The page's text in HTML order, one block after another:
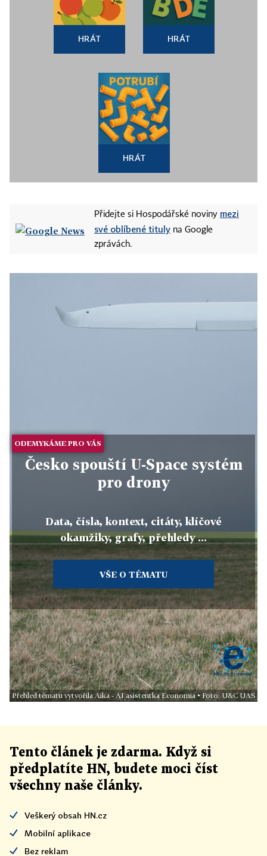
HRÁT HRÁT
HRÁT
Přidejte si Hospodářské noviny mezi
své oblíbené tituly na Google
zprávách.
ODEMYKÁME PRO VÁS
Česko spouští U-Space systém
pro drony
Data, čísla, kontext, citáty, klíčové
okamžiky, grafy, přehledy ...
VŠE O TÉMATU
Přehled tématu vytvořila Aika - AI asistentka Economia • Foto: U&C UAS
Tento článek je zdarma. Když si
předplatíte HN, budete moci číst
všechny naše články.
Veškerý obsah HN.cz
Mobilní aplikace
Bez reklam